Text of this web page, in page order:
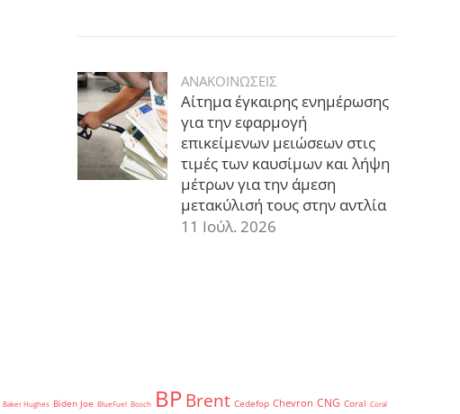
ΑΝΑΚΟΙΝΩΣΕΙΣ
Αίτημα έγκαιρης ενημέρωσης
για την εφαρμογή
επικείμενων μειώσεων στις
τιμές των καυσίμων και λήψη
μέτρων για την άμεση
μετακύλισή τους στην αντλία
11 Ιούλ. 2026
Baker Hughes Biden Joe BlueFuel Bosch BPBrent Cedefop Chevron CNG Coral Coral